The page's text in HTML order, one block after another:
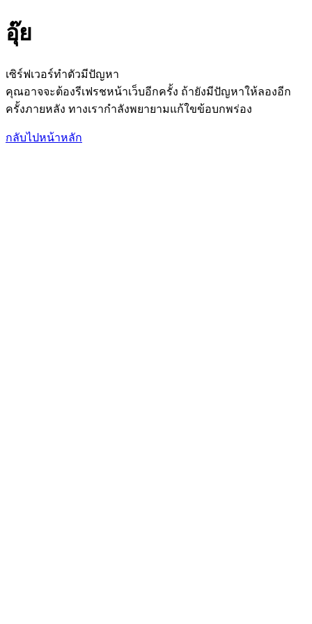
อุ๊ย
เซิร์ฟเวอร์ทำตัวมีปัญหา
คุณอาจจะต้องรีเฟรชหน้าเว็บอีกครั้ง ถ้ายังมีปัญหาให้ลองอีก
ครั้งภายหลัง ทางเรากำลังพยายามแก้ใขข้อบกพร่อง
กลับไปหน้าหลัก